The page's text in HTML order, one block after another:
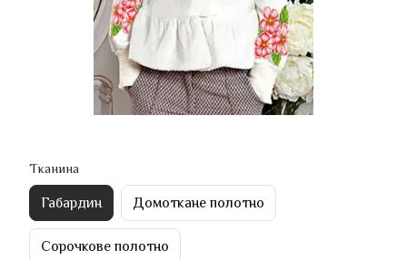
Тканина
Габардин Домоткане полотно
Сорочкове полотно